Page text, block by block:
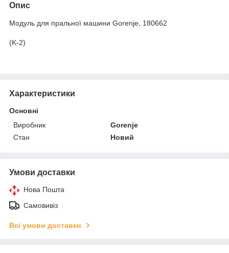
Опис
Модуль для пральної машини Gorenje, 180662
(K-2)
Характеристики
Основні
Виробник
Gorenje
Стан
Новий
Умови доставки
Нова Пошта
Самовивіз
Всі умови доставки